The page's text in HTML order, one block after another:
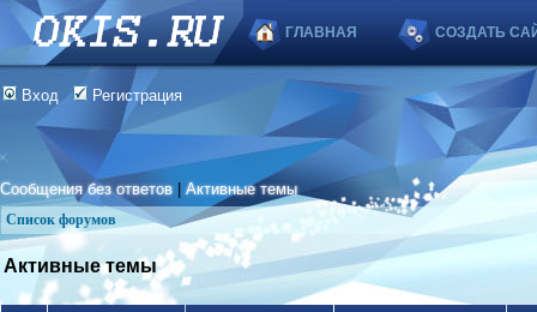
ГЛАВНАЯ СОЗДАТЬ
Вход Регистрация
Сообщения без ответов |Активные темы
Список форумов
Активные темы